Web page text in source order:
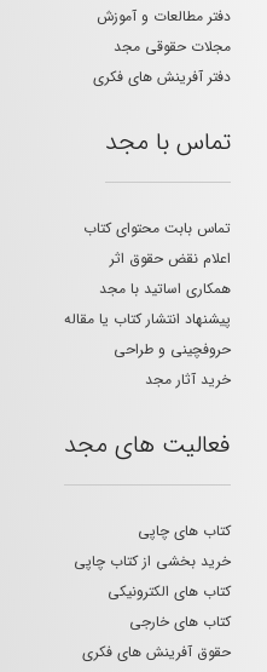
دفتر مطالعات و آموزش
مجلات حقوقی مجد
دفتر آفرینش های فکری
تماس با مجد
تماس بابت محتوای کتاب
اعلام نقض حقوق اثر
همکاری اساتید با مجد
پیشنهاد انتشار کتاب یا مقاله
حروفچینی و طراحی
خرید آثار مجد
فعالیت های مجد
کتاب های چاپی
خرید بخشی از کتاب چاپی
کتاب های الکترونیکی
کتاب های خارجی
حقوق آفرینش های فکری